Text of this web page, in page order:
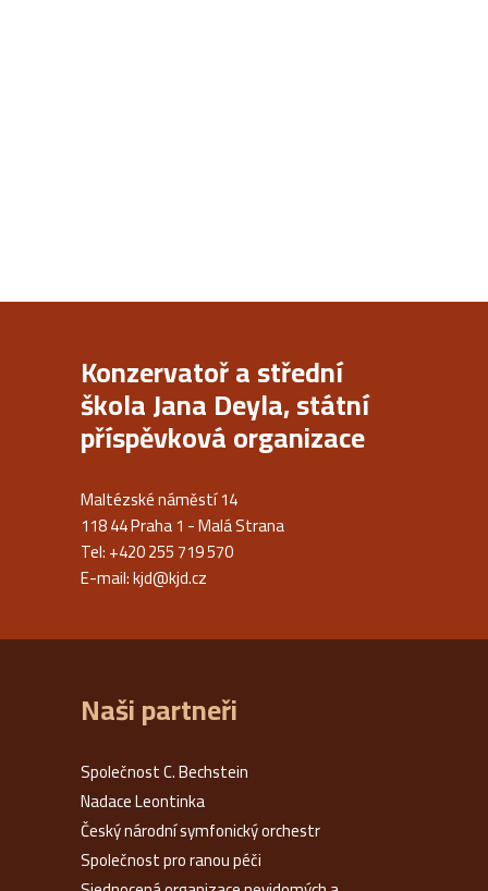
Konzervatoř a střední
škola Jana Deyla, státní
příspěvková organizace
Maltézské náměstí 14
118 44 Praha 1 - Malá Strana
Tel: +420 255 719 570
E-mail:kjd@kjd.cz
Naši partneři
Společnost C. Bechstein
Nadace Leontinka
Český národní symfonický orchestr
Společnost pro ranou péči